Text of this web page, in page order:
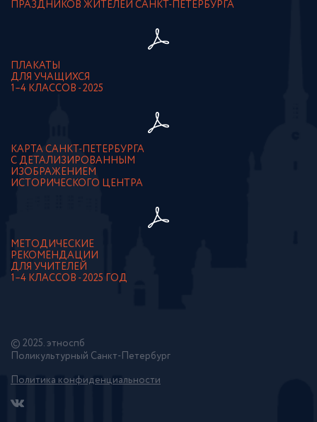
ПРАЗДНИКОВ ЖИТЕЛЕЙ САНКТ-ПЕТЕРБУРГА
ПЛАКАТЫ
ДЛЯ УЧАЩИХСЯ
1–4 КЛАССОВ - 2025
КАРТА САНКТ-ПЕТЕРБУРГА
С ДЕТАЛИЗИРОВАННЫМ
ИЗОБРАЖЕНИЕМ
ИСТОРИЧЕСКОГО ЦЕНТРА
МЕТОДИЧЕСКИЕ
РЕКОМЕНДАЦИИ
ДЛЯ УЧИТЕЛЕЙ
1–4 КЛАССОВ - 2025 ГОД
© 2025. этноспб
Поликультурный Санкт-Петербург
Политика конфиденциальности